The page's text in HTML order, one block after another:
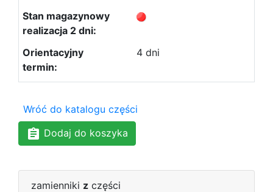
4 dni
Wróć do katalogu części
Dodaj do koszyka
zamienniki z części